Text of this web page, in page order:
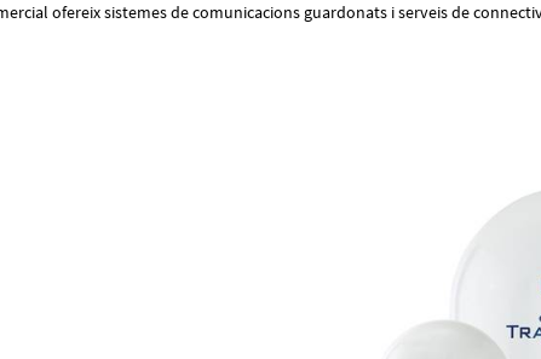
ofereix sistemes de comunicacions guardonats i serveis de